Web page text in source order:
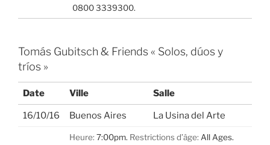
0800 3339300.
Tomás Gubitsch & Friends « Solos, dúos y
tríos »
Date Ville Salle
16/10/16 Buenos Aires La Usina del Arte
Heure: 7:00pm. Restrictions d’âge: All Ages.